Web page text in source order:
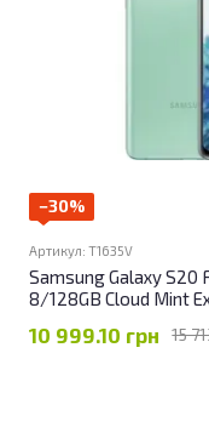
−30%
Артикул: T1635V
Samsung Galaxy S20
8/128GB Cloud Mint
15
10 999.10 грн